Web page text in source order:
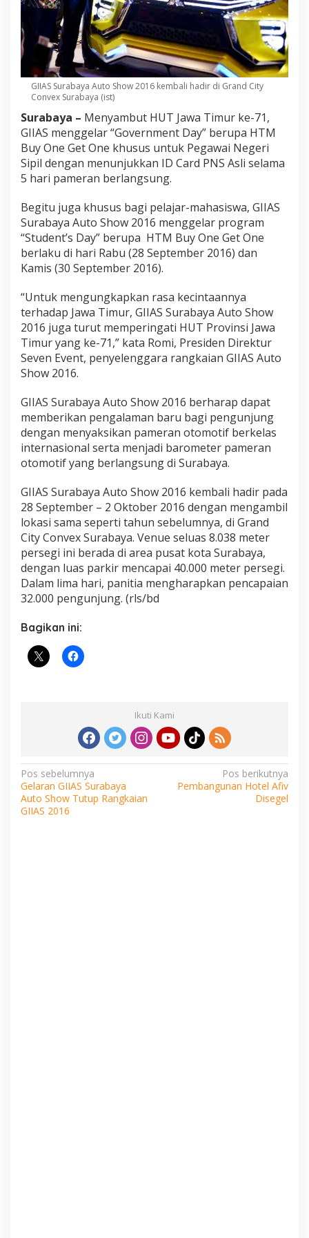
GIIAS Surabaya Auto Show 2016 kembali hadir di Grand City
Convex Surabaya (ist)
Surabaya – Menyambut HUT Jawa Timur ke-71,
GIIAS menggelar “Government Day” berupa HTM
Buy One Get One khusus untuk Pegawai Negeri
Sipil dengan menunjukkan ID Card PNS Asli selama
5 hari pameran berlangsung.
Begitu juga khusus bagi pelajar-mahasiswa, GIIAS
Surabaya Auto Show 2016 menggelar program
“Student’s Day” berupa HTM Buy One Get One
berlaku di hari Rabu (28 September 2016) dan
Kamis (30 September 2016).
“Untuk mengungkapkan rasa kecintaannya
terhadap Jawa Timur, GIIAS Surabaya Auto Show
2016 juga turut memperingati HUT Provinsi Jawa
Timur yang ke-71,” kata Romi, Presiden Direktur
Seven Event, penyelenggara rangkaian GIIAS Auto
Show 2016.
GIIAS Surabaya Auto Show 2016 berharap dapat
memberikan pengalaman baru bagi pengunjung
dengan menyaksikan pameran otomotif berkelas
internasional serta menjadi barometer pameran
otomotif yang berlangsung di Surabaya.
GIIAS Surabaya Auto Show 2016 kembali hadir pada
28 September – 2 Oktober 2016 dengan mengambil
lokasi sama seperti tahun sebelumnya, di Grand
City Convex Surabaya. Venue seluas 8.038 meter
persegi ini berada di area pusat kota Surabaya,
dengan luas parkir mencapai 40.000 meter persegi.
Dalam lima hari, panitia mengharapkan pencapaian
32.000 pengunjung. (rls/bd
Bagikan ini:
Ikuti Kami
Navigasi
pos
Pos sebelumnya
Gelaran GIIAS Surabaya
Auto Show Tutup Rangkaian
GIIAS 2016
Pos berikutnya
Pembangunan Hotel Afiv
Disegel